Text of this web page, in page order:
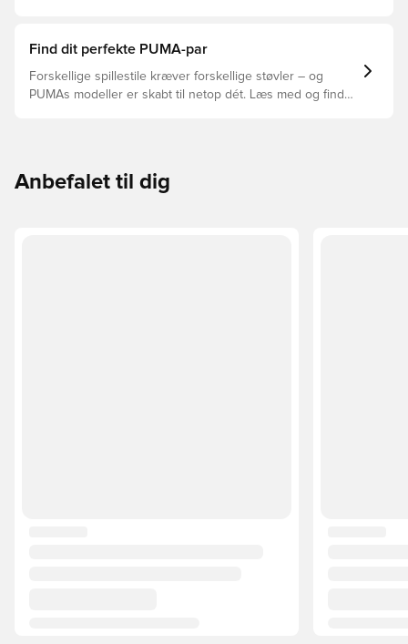
støvler der er det bedste valg til de forskellige typer
Find dit perfekte PUMA-par
Forskellige spillestile kræver forskellige støvler – og
PUMAs modeller er skabt til netop dét. Læs med og find
Anbefalet til dig